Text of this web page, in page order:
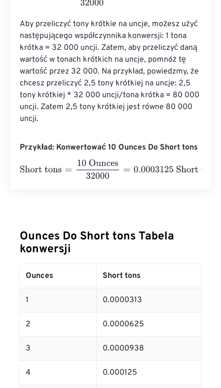
Aby przeliczyć tony krótkie na uncje, możesz użyć
następującego współczynnika konwersji: 1 tona
krótka = 32 000 uncji. Zatem, aby przeliczyć daną
wartość w tonach krótkich na uncje, pomnóż tę
wartość przez 32 000. Na przykład, powiedzmy, że
chcesz przeliczyć 2,5 tony krótkiej na uncje: 2,5
tony krótkiej * 32 000 uncji/tona krótka = 80 000
uncji. Zatem 2,5 tony krótkiej jest równe 80 000
uncji.
Przykład: Konwertować 10 Ounces Do Short tons
Short tons
10 Ounces32000 0.0003125 Short tons
Ounces Do Short tons Tabela
konwersji
Ounces Short tons
1 0.0000313
2 0.0000625
3 0.0000938
4 0.000125